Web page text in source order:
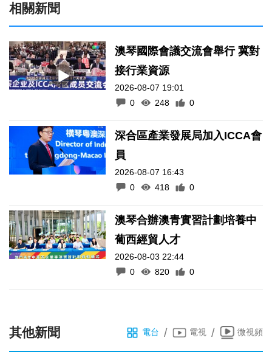
相關新聞
澳琴國際會議交流會舉行 冀對
接行業資源
2026-08-07 19:01
0
248 0
深合區產業發展局加入ICCA會
員
2026-08-07 16:43
0
418 0
澳琴合辦澳青實習計劃培養中
葡西經貿人才
2026-08-03 22:44
0
820 0
其他新聞 電台 / 電視 / 微視頻